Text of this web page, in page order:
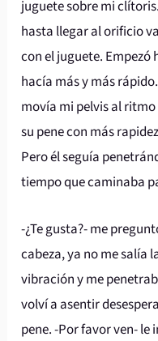
juguete sobre mi
hasta llegar al orificio
con el juguete.
hacía más y más
movía mi pelvis al
su pene con más
Pero él seguía
tiempo que caminaba
-¿Te gusta?- me
cabeza, ya no me salía
vibración y me
volví a asentir
pene. -Por favor ven- le